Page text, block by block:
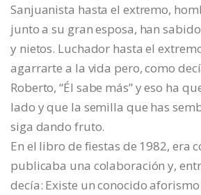
Sanjuanista hasta el extremo,
junto a su gran esposa, han
y nietos. Luchador hasta el
agarrarte a la vida pero, como
Roberto, “Él sabe más” y eso ha
lado y que la semilla que has
siga dando fruto.
En el libro de fiestas de 1982, era
publicaba una colaboración y,
decía: Existe un conocido